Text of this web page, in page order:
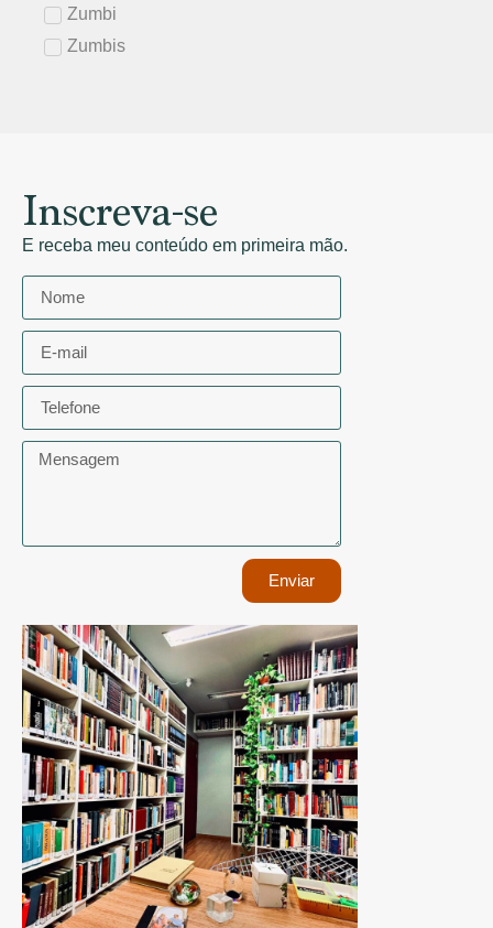
Zumbi
Zumbis
Inscreva-se
E receba meu conteúdo em primeira mão.
Enviar